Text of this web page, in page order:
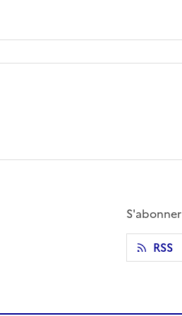
S'abonner
RSS